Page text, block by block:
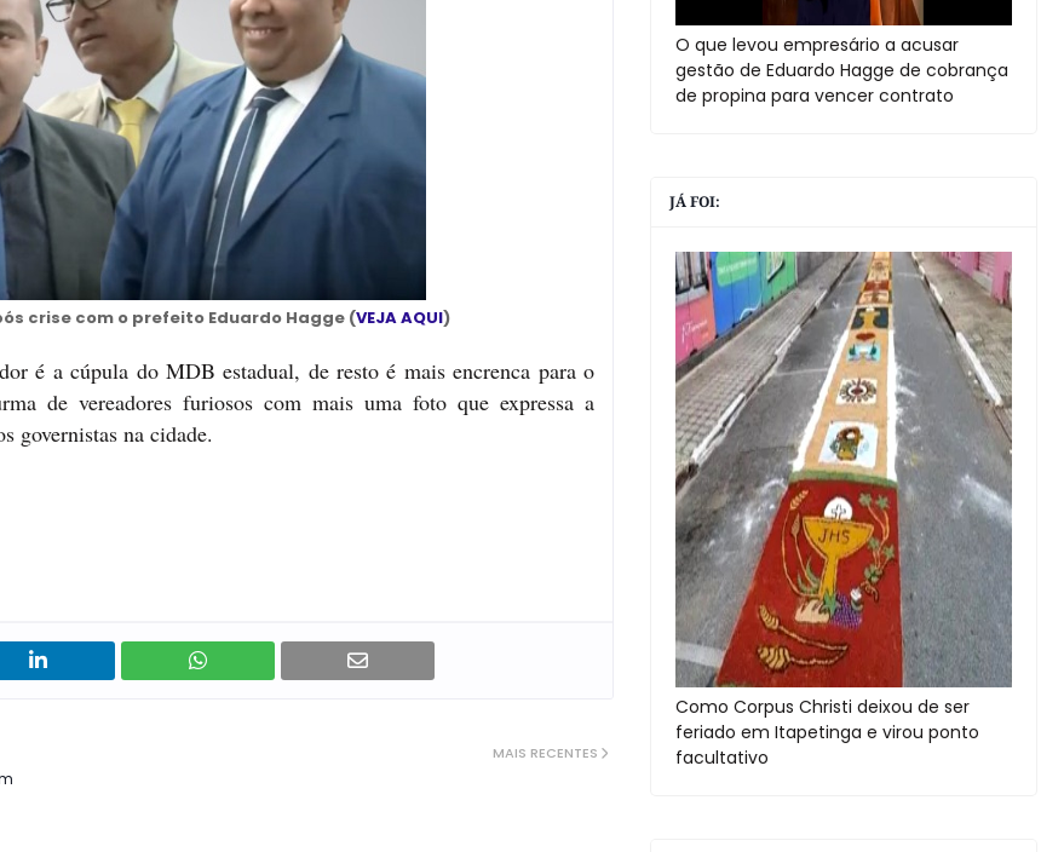
crise com o prefeito Eduardo Hagge (VEJA AQUI)
é a cúpula do MDB estadual, de resto é mais encrenca para o
de vereadores furiosos com mais uma foto que expressa a
governistas na cidade.
MAIS RECENTES
O que levou empresário a acusar
gestão de Eduardo Hagge de cobrança
de propina para vencer contrato
JÁ FOI:
Como Corpus Christi deixou de ser
feriado em Itapetinga e virou ponto
facultativo